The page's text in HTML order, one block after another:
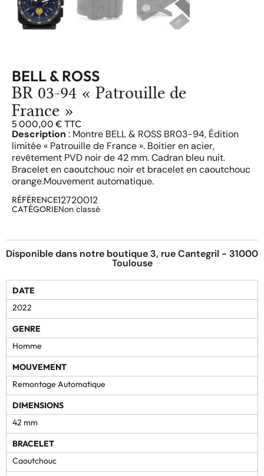
BELL & ROSS
BR 03-94 « Patrouille de
France »
5 000,00 € TTC
Description : Montre BELL & ROSS BR03-94, Édition
limitée « Patrouille de France ». Boitier en acier,
revêtement PVD noir de 42 mm. Cadran bleu nuit.
Bracelet en caoutchouc noir et bracelet en caoutchouc
orange.Mouvement automatique.
RÉFÉRENCE12720012
CATÉGORIENon classé
Disponible dans notre boutique 3, rue Cantegril - 31000
Toulouse
DATE
2022
GENRE
Homme
MOUVEMENT
Remontage Automatique
DIMENSIONS
42 mm
BRACELET
Caoutchouc